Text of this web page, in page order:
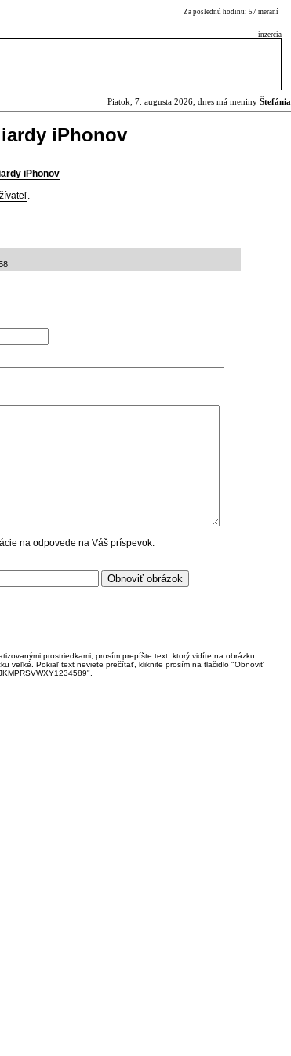
Za poslednú hodinu: 57 meraní
inzercia
Piatok, 7. augusta 2026, dnes má meniny Štefánia
iPhonov
iPhonov
.
na odpovede na Váš príspevok.
prostriedkami, prosím prepíšte text, ktorý vidíte na obrázku.
veľké. Pokiaľ text neviete prečítať, kliknite prosím na tlačidlo "Obnoviť